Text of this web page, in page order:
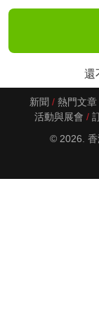
還
新聞 熱門文章
活動與展會
© 2026. 香